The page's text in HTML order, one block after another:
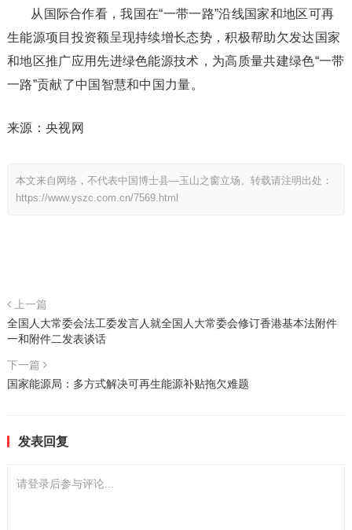
从国际合作看，我国在“一带一路”沿线国家和地区可再
生能源项目投资额呈现持续增长态势，积极帮助欠发达国家
和地区推广应用先进绿色能源技术，为高质量共建绿色“一带
一路”贡献了中国智慧和中国力量。
来源：央视网
本文来自网络，不代表中国博士县—玉山之窗立场。转载请注明出处：
https://www.yszc.com.cn/7569.html
上一篇
全国人大常委会法工委发言人就全国人大常委会修订香港基本法附件
一和附件二发表谈话
下一篇
国家能源局：多方式解决可再生能源补贴拖欠难题
发表回复
请登录后参与评论...